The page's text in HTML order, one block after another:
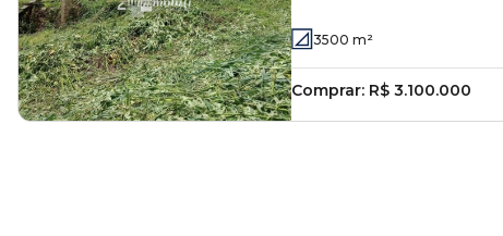
3500 m²
Comprar: R$ 3.100.000